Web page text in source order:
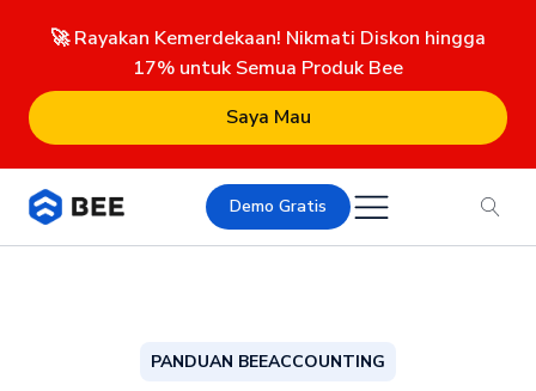
🚀 Rayakan Kemerdekaan! Nikmati Diskon hingga
17% untuk Semua Produk Bee
Saya Mau
Demo Gratis
PANDUAN BEEACCOUNTING